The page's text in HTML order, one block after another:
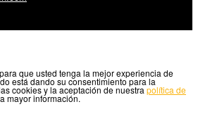
que usted tenga la mejor experiencia de
está dando su consentimiento para la
cookies y la aceptación de nuestra política de
mayor información.